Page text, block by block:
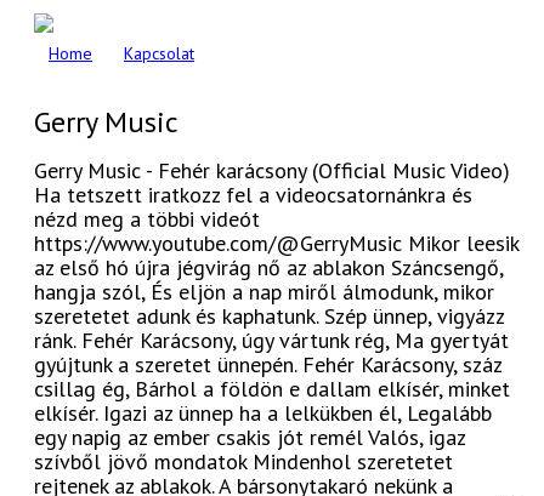
Home Kapcsolat
Gerry Music
Gerry Music - Fehér karácsony (Official Music Video)
Ha tetszett iratkozz fel a videocsatornánkra és
nézd meg a többi videót
https://www.youtube.com/@GerryMusic Mikor leesik
az első hó újra jégvirág nő az ablakon Száncsengő,
hangja szól, És eljön a nap miről álmodunk, mikor
szeretetet adunk és kaphatunk. Szép ünnep, vigyázz
ránk. Fehér Karácsony, úgy vártunk rég, Ma gyertyát
gyújtunk a szeretet ünnepén. Fehér Karácsony, száz
csillag ég, Bárhol a földön e dallam elkísér, minket
elkísér. Igazi az ünnep ha a lelkükben él, Legalább
egy napig az ember csakis jót remél Valós, igaz
szívből jövő mondatok Mindenhol szeretetet
rejtenek az ablakok. A bársonytakaró nekünk a